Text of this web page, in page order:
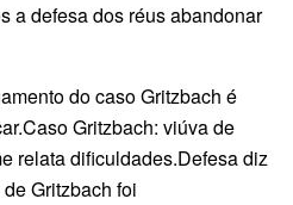
a defesa dos réus abandonar
do caso Gritzbach é
Gritzbach: viúva de
relata dificuldades.Defesa diz
Gritzbach foi